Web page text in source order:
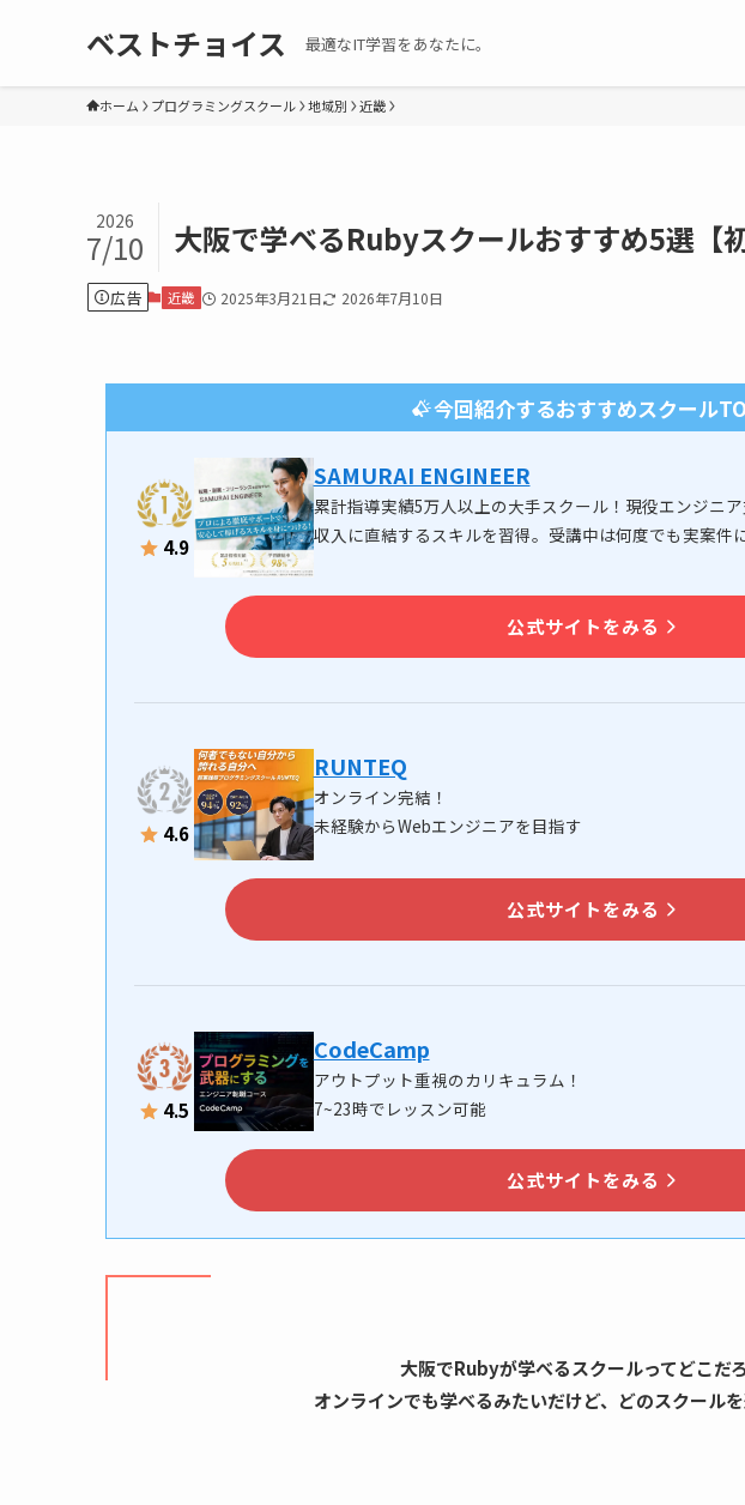
ベストチョイス 最適なIT学習をあなたに。
ホーム プログラミングスクール 地域別 近畿
大阪で学べるRubyスクールおすすめ5選【
2026
7/10
広告 近畿 2025年3月21日 2026年7月10日
今回紹介するおすすめスクール
4.9
SAMURAI ENGINEER
累計指導実績5万人以上の大手スクール！現役エンジニア
収入に直結するスキルを習得。受講中は何度でも実案件
公式サイトをみる
4.6
RUNTEQ
オンライン完結！
未経験からWebエンジニアを目指す
公式サイトをみる
4.5
CodeCamp
アウトプット重視のカリキュラム！
7~23時でレッスン可能
公式サイトをみる
大阪でRubyが学べるスクールってどこだ
オンラインでも学べるみたいだけど、どのスクール